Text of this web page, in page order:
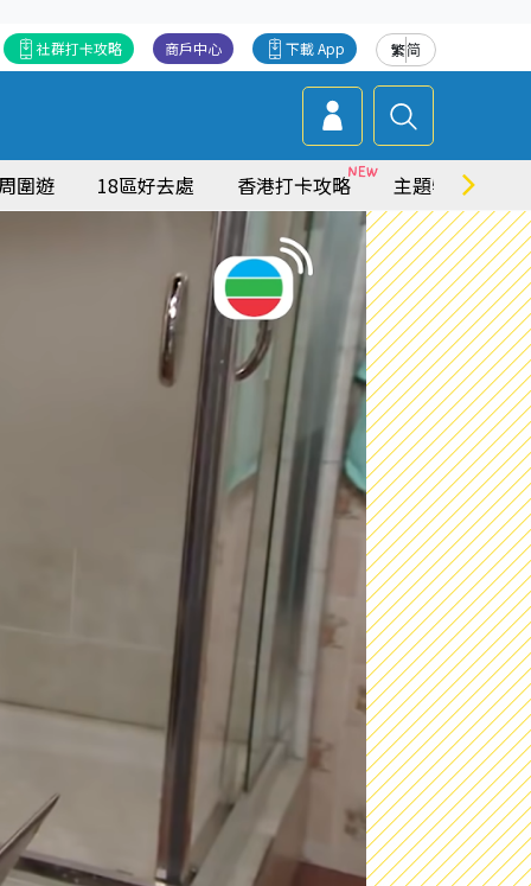
繁简
下載 App
商戶中心
社群打卡攻略
圍遊 18區好去處 香港打卡攻略 主題特集